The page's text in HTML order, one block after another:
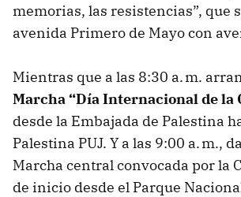
memorias, las resistencias”, que
avenida Primero de Mayo con
Mientras que a las 8:30 a. m.
Marcha “Día Internacional de la
desde la Embajada de Palestina
Palestina PUJ. Y a las 9:00 a. m.,
Marcha central convocada por la
de inicio desde el Parque